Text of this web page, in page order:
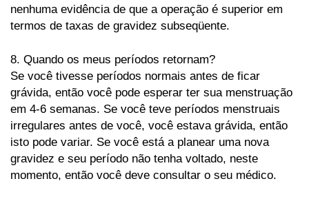
nenhuma evidência de que a operação é superior em
termos de taxas de gravidez subseqüente.
8. Quando os meus períodos retornam?
Se você tivesse períodos normais antes de ficar
grávida, então você pode esperar ter sua menstruação
em 4-6 semanas. Se você teve períodos menstruais
irregulares antes de você, você estava grávida, então
isto pode variar. Se você está a planear uma nova
gravidez e seu período não tenha voltado, neste
momento, então você deve consultar o seu médico.